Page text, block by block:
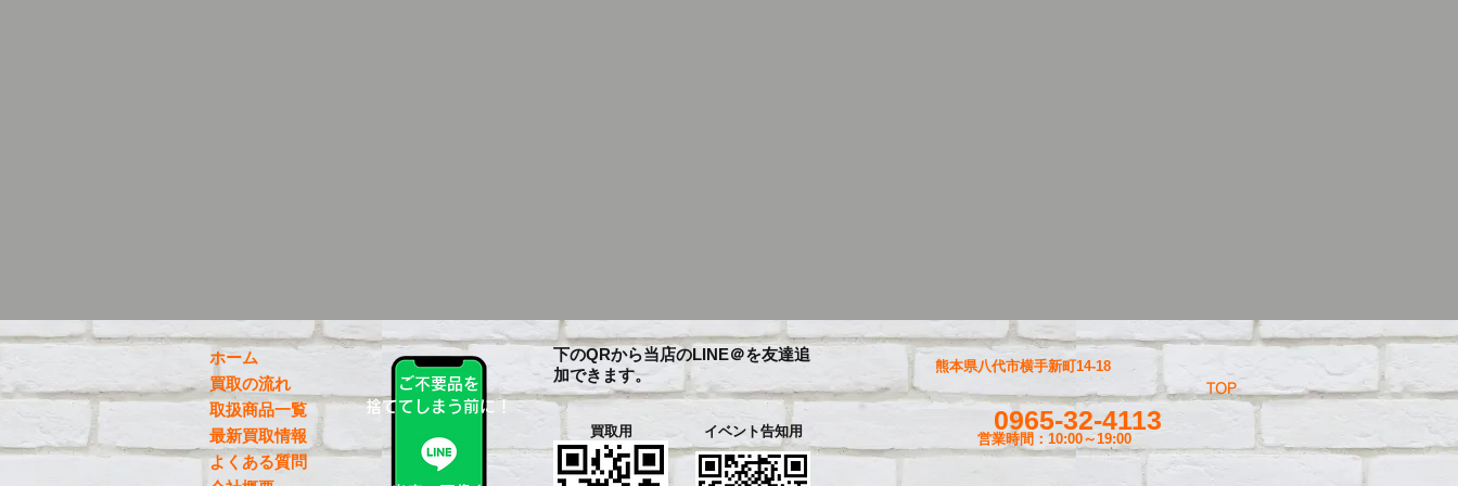
ホーム
買取の流れ
取扱商品一覧
最新買取情報
よくある質問
ご不要品を
捨ててしまう前に！
下のQRから当店のLINE＠を友達追
加できます。
買取用 イベント告知用
TOP
0965-32-4113
営業時間：10:00～19:00
熊本県八代市横手新町14-18